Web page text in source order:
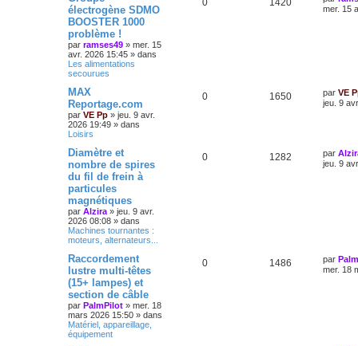
électrogène SDMO
BOOSTER 1000
problème !
par ramses49 » mer. 15
avr. 2026 15:45 » dans
Les alimentations
secourues
0 1420
mer. 15
MAX
Reportage.com
par VE Pp » jeu. 9 avr.
2026 19:49 » dans
Loisirs
0 1650 par VE
jeu. 9
Diamètre et
nombre de spires
du fil de frein à
particules
magnétiques
par Alzira » jeu. 9 avr.
2026 08:08 » dans
Machines tournantes :
moteurs, alternateurs...
0 1282 par
jeu. 9
Raccordement
lustre multi-têtes
(15+ lampes) et
section de câble
par PalmPilot » mer. 18
mars 2026 15:50 » dans
Matériel, appareillage,
équipement
0 1486 par
mer. 18